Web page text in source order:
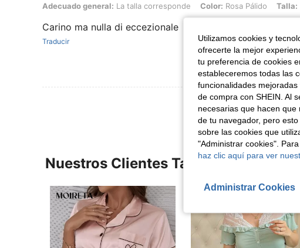
Adecuado general: La talla corresponde, Color: Rosa Pálido, Talla: XL
Adecuado general: La talla corresponde Color: Rosa Pálido Talla:
Carino ma nulla di eccezionale
Traducir
Nuestros Clientes También Vieron
Utilizamos cookies y
ofrecerte la mejor
tu preferencia de cookies
estableceremos todas las
funcionalidades
de compra con SHEIN. Al
necesarias que hacen
de tu navegador, pero
sobre las cookies que
"Administrar cookies".
haz clic aquí para ver
Administrar Cookies